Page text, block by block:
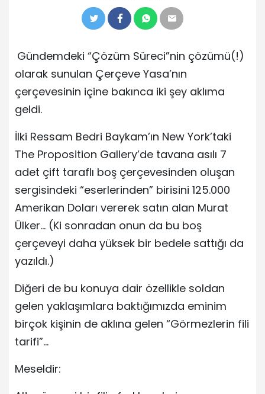
Gündemdeki “Çözüm Süreci”nin çözümü(!)
olarak sunulan Çerçeve Yasa’nın
çerçevesinin içine bakınca iki şey aklıma
geldi.
İlki Ressam Bedri Baykam’ın New York’taki
The Proposition Gallery’de tavana asılı 7
adet çift taraflı boş çerçevesinden oluşan
sergisindeki “eserlerinden” birisini 125.000
Amerikan Doları vererek satın alan Murat
Ülker… (Ki sonradan onun da bu boş
çerçeveyi daha yüksek bir bedele sattığı da
yazıldı.)
Diğeri de bu konuya dair özellikle soldan
gelen yaklaşımlara baktığımızda eminim
birçok kişinin de aklına gelen “Görmezlerin fili
tarifi”…
Meseldir: